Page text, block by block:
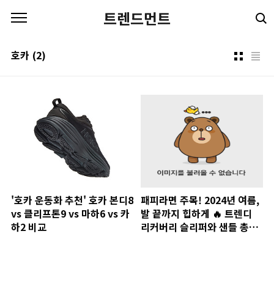
트렌드먼트
호카 (2)
'호카 운동화 추천' 호카 본디8
vs 클리프톤9 vs 마하6 vs 카
하2 비교
패피라면 주목! 2024년 여름,
발 끝까지 힙하게 🔥 트렌디
리커버리 슬리퍼와 샌들 총정